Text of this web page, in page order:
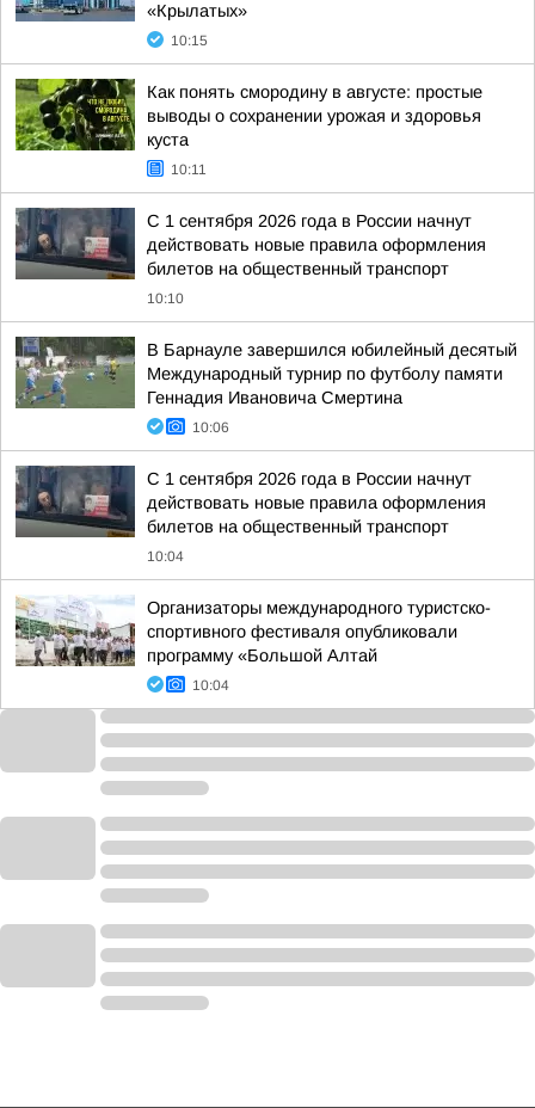
«Крылатых»
10:15
Как понять смородину в августе: простые
выводы о сохранении урожая и здоровья
куста
10:11
С 1 сентября 2026 года в России начнут
действовать новые правила оформления
билетов на общественный транспорт
10:10
В Барнауле завершился юбилейный десятый
Международный турнир по футболу памяти
Геннадия Ивановича Смертина
10:06
С 1 сентября 2026 года в России начнут
действовать новые правила оформления
билетов на общественный транспорт
10:04
Организаторы международного туристско-
спортивного фестиваля опубликовали
программу «Большой Алтай
10:04